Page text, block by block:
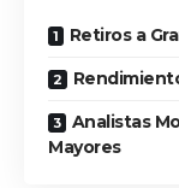
Retiros a
Analistas
Mayores